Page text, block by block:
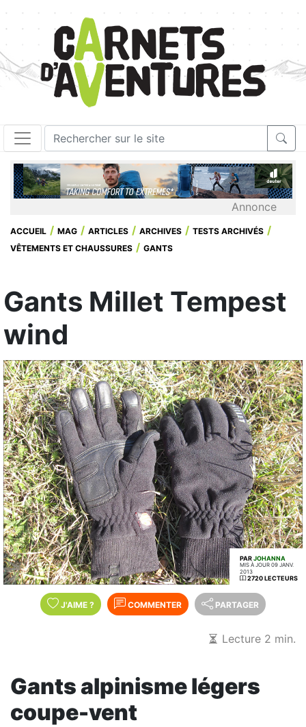
Annonce
ACCUEIL MAG ARTICLES ARCHIVES
TESTS ARCHIVÉS
VÊTEMENTS ET CHAUSSURES
GANTS
Gants Millet Tempest
wind
PARJOHANNA
MIS À JOUR 09 JANV.
2013
2720 LECTEURS
J'AIME ? COMMENTER PARTAGER
Lecture 2 min.
Gants alpinisme légers
coupe-vent